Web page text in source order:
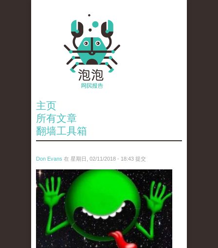
主页
所有文章
翻墙工具箱
Don Evans 在 星期日, 02/11/2018 - 18:43 提交
wechatimg1429.jpeg